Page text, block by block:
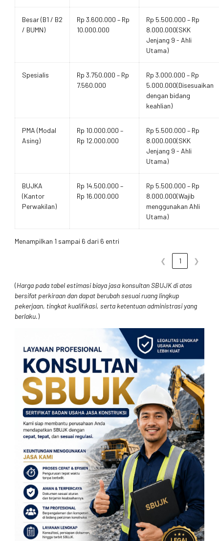
Besar (B1 / B2
/ BUMN)
Rp 3.600.000 – Rp
10.000.000
Rp 5.500.000 – Rp
8.000.000(SKK
Jenjang 9 - Ahli
Utama)
Spesialis
Rp 3.750.000 – Rp
7.560.000
Rp 3.000.000 – Rp
5.000.000(Disesuaikan
dengan bidang
keahlian)
PMA (Modal
Asing)
Rp 10.000.000 –
Rp 12.000.000
Rp 5.500.000 – Rp
8.000.000(SKK
Jenjang 9 - Ahli
Utama)
BUJKA
(Kantor
Perwakilan)
Rp 14.500.000 –
Rp 16.000.000
Rp 5.500.000 – Rp
8.000.000(Wajib
menggunakan Ahli
Utama)
Menampilkan 1 sampai 6 dari 6 entri
❮ 1 ❯
(Harga pada tabel estimasi biaya jasa konsultan SBUJK di atas
bersifat perkiraan dan dapat berubah sesuai ruang lingkup
pekerjaan, tingkat kualifikasi, serta ketentuan administrasi yang
berlaku.)